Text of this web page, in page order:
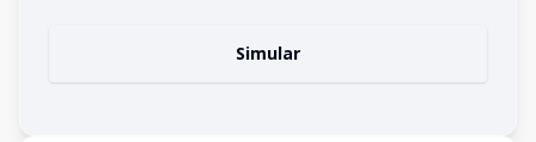
Simular